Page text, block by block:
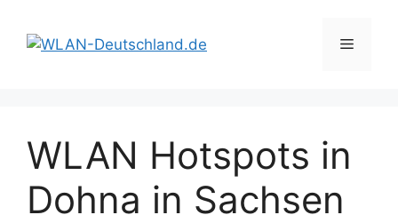
Inhalt
springen
Menü
WLAN Hotspots in
Dohna in Sachsen